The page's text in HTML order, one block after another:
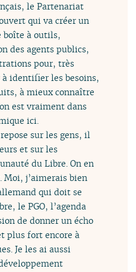
le Partenariat
qui va créer un
boîte à outils,
des agents publics,
pour, très
identifier les besoins,
à mieux connaître
est vraiment dans
ici.
sur les gens, il
et sur les
du Libre. On en
Moi, j’aimerais bien
qui doit se
le PGO, l’agenda
de donner un écho
plus fort encore à
Je les ai aussi